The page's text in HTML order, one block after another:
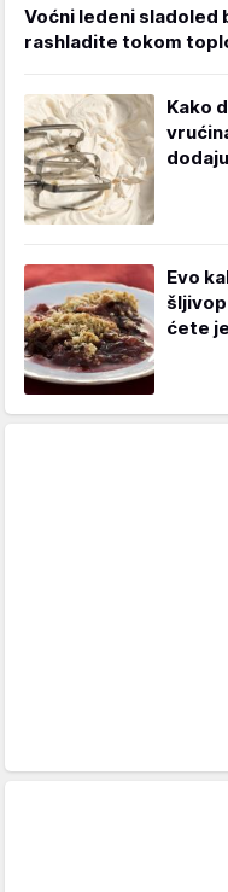
Voćni ledeni sladoled
rashladite tokom
Kako
Evo
ćete